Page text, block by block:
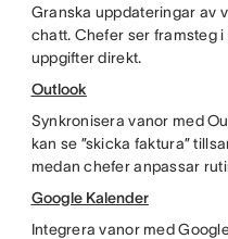
Granska uppdateringar av
chatt. Chefer ser framsteg
uppgifter direkt.
Outlook
Synkronisera vanor med
kan se ”skicka faktura”
medan chefer anpassar
Google Kalender
Integrera vanor med